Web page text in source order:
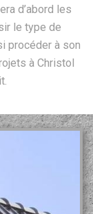
d’abord les
le type de
procéder à son
à Christol